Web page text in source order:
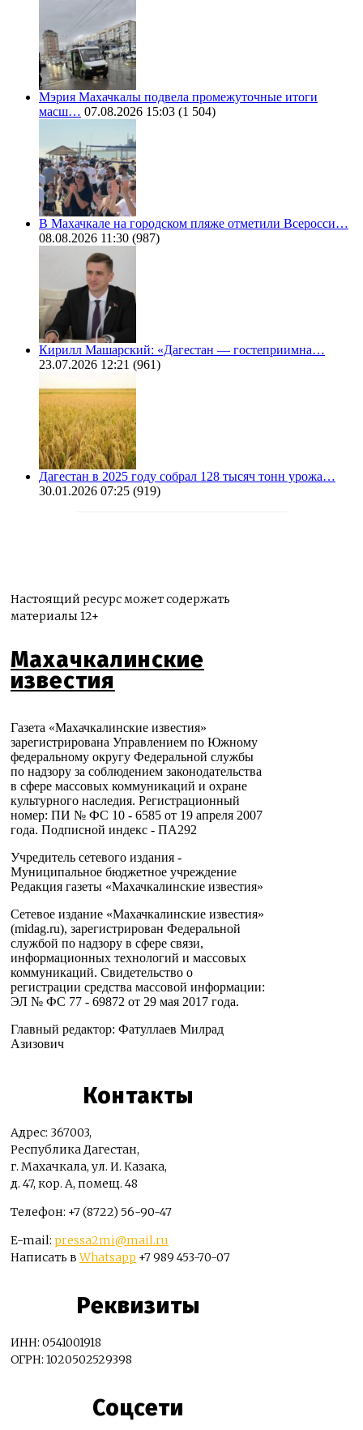
Мэрия Махачкалы подвела промежуточные итоги
масш… 07.08.2026 15:03 (1 504)
В Махачкале на городском пляже отметили Всеросси…
08.08.2026 11:30 (987)
Кирилл Машарский: «Дагестан — гостеприимна…
23.07.2026 12:21 (961)
Дагестан в 2025 году собрал 128 тысяч тонн урожа…
30.01.2026 07:25 (919)
Настоящий ресурс может содержать
материалы 12+
Махачкалинские
известия
Газета «Махачкалинские известия»
зарегистрирована Управлением по Южному
федеральному округу Федеральной службы
по надзору за соблюдением законодательства
в сфере массовых коммуникаций и охране
культурного наследия. Регистрационный
номер: ПИ № ФС 10 - 6585 от 19 апреля 2007
года. Подписной индекс - ПА292
Учредитель сетевого издания -
Муниципальное бюджетное учреждение
Редакция газеты «Махачкалинские известия»
Сетевое издание «Махачкалинские известия»
(midag.ru), зарегистрирован Федеральной
службой по надзору в сфере связи,
информационных технологий и массовых
коммуникаций. Свидетельство о
регистрации средства массовой информации:
ЭЛ № ФС 77 - 69872 от 29 мая 2017 года.
Главный редактор: Фатуллаев Милрад
Азизович
Контакты
Адрес: 367003,
Республика Дагестан,
г. Махачкала, ул. И. Казака,
д. 47, кор. А, помещ. 48
Телефон: +7 (8722) 56-90-47
E-mail: pressa2mi@mail.ru
Написать вWhatsapp +7 989 453-70-07
Реквизиты
ИНН: 0541001918
ОГРН: 1020502529398
Соцсети